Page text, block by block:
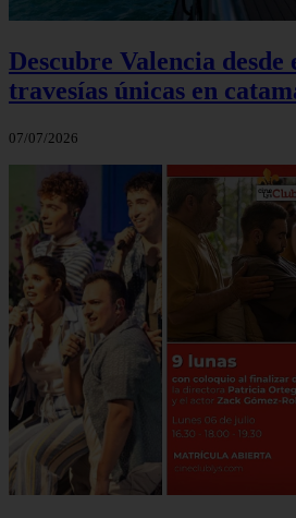
Descubre Valencia
travesías únicas en
07/07/2026